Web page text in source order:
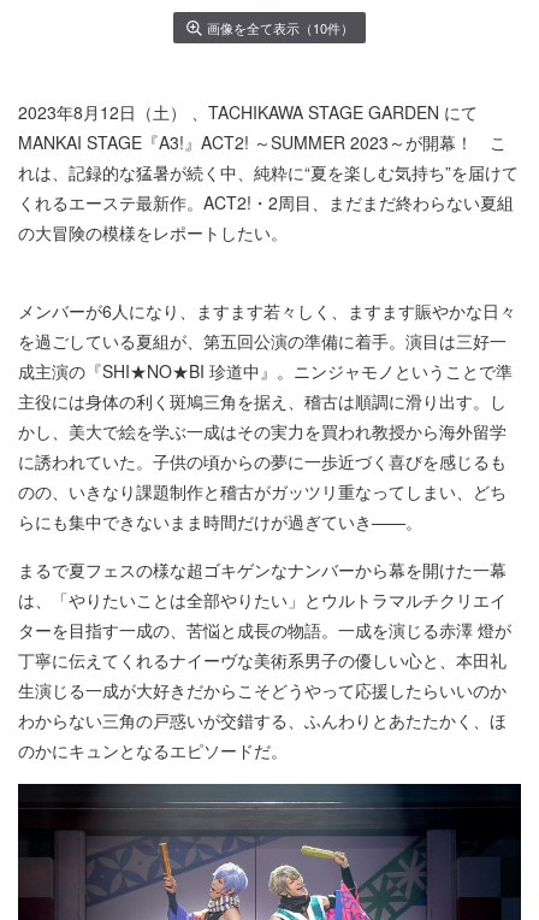
画像を全て表示（10件）
2023年8月12日（土） 、TACHIKAWA STAGE GARDEN にて
MANKAI STAGE『A3!』ACT2! ～SUMMER 2023～が開幕！ こ
れは、記録的な猛暑が続く中、純粋に“夏を楽しむ気持ち”を届けて
くれるエーステ最新作。ACT2!・2周目、まだまだ終わらない夏組
の大冒険の模様をレポートしたい。
メンバーが6人になり、ますます若々しく、ますます賑やかな日々
を過ごしている夏組が、第五回公演の準備に着手。演目は三好一
成主演の『SHI★NO★BI 珍道中』。ニンジャモノということで準
主役には身体の利く斑鳩三角を据え、稽古は順調に滑り出す。し
かし、美大で絵を学ぶ一成はその実力を買われ教授から海外留学
に誘われていた。子供の頃からの夢に一歩近づく喜びを感じるも
のの、いきなり課題制作と稽古がガッツリ重なってしまい、どち
らにも集中できないまま時間だけが過ぎていき——。
まるで夏フェスの様な超ゴキゲンなナンバーから幕を開けた一幕
は、「やりたいことは全部やりたい」とウルトラマルチクリエイ
ターを目指す一成の、苦悩と成長の物語。一成を演じる赤澤 燈が
丁寧に伝えてくれるナイーヴな美術系男子の優しい心と、本田礼
生演じる一成が大好きだからこそどうやって応援したらいいのか
わからない三角の戸惑いが交錯する、ふんわりとあたたかく、ほ
のかにキュンとなるエピソードだ。